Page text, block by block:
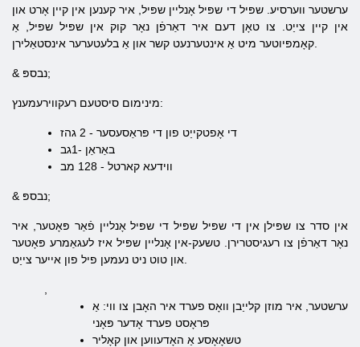
ערשטער ווערסיע. שפּיל די שפּיל אָנליין שפּיל, איר קענען אין קיין אָרט און
אין קיין צייַט. צו טאָן דעם איר דאַרפֿן נאָר קוק אין שפּיל שפּיל, אַ
& נבספּ;
מינימום סיסטעם רעקווירעמענץ:
די אָפטקייַט פון די פּראַסעסער - 2 גהז
באַראַן -1גב
ווידעא קארטל - 128 מב
& נבספּ;
אין סדר צו שפּילן אין די שפּיל שפּיל די שפּיל אָנליין פֿאַר פּאָטער, איר
נאָר דאַרפֿן צו רעגיסטרירן. טשעק-אין אָנליין שפּיל איז לעגאַמרע פּאָטער
ערשטער, איר מוזן קלייַבן וואָס פערד איר האָבן צו ווי: אַ
פּראָסט פערד אָדער פּאָני
טשאָאָסע אַ האָדעווען און קאָליר